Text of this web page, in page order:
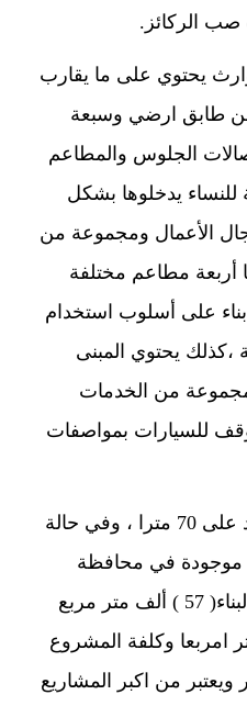
صب الركائز.
يحتوي على ما يقارب
من طابق ارضي وسبعة
الجلوس والمطاعم
يدخلوها بشكل
الأعمال ومجموعة من
أربعة مطاعم مختلفة
على أسلوب استخدام
،كذلك يحتوي المبنى
من الخدمات
للسيارات بمواصفات
"مضيفا" البناية بارتفاع يزيد على 70 مترا ، وفي حالة
موجودة في محافظة
كربلاء المقدسة.. مساحة البناء( 57 ) ألف متر مربع
الأرض( 8000 ) متر امربعا وكلفة المشروع
دولار ويعتبر من اكبر المشاريع